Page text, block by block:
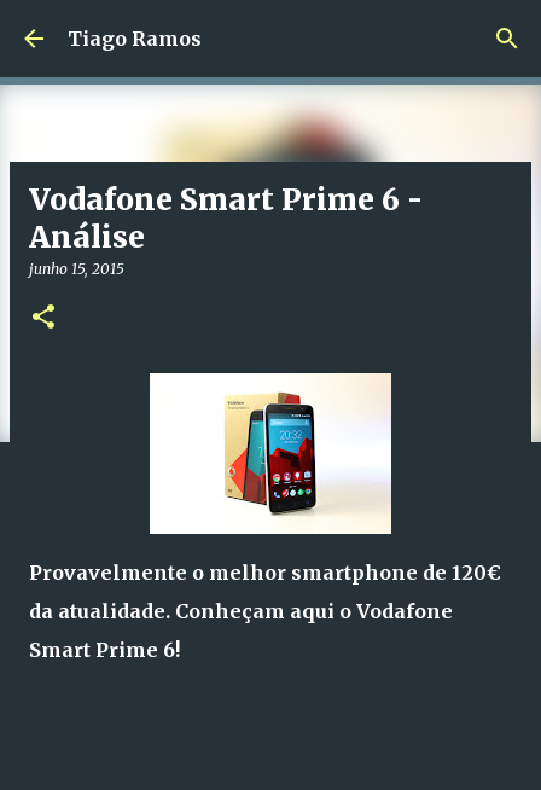
Avançar para o conteúdo principal
Tiago Ramos
Vodafone Smart Prime 6 -
Análise
junho 15, 2015
Provavelmente o melhor smartphone de 120€
da atualidade. Conheçam aqui o Vodafone
Smart Prime 6!